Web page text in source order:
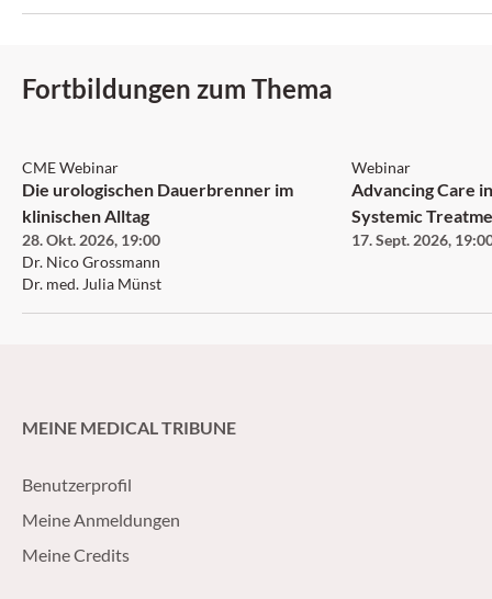
Fortbildungen zum Thema
CME Webinar
Die urologischen Dauerbrenner im
klinischen Alltag
28. Okt. 2026, 19:00
Dr. Nico Grossmann
Dr. med. Julia Münst
Webinar
Advancing Care
Systemic
17. Sept. 2026,
MEINE MEDICAL TRIBUNE
Benutzerprofil
Meine Anmeldungen
Meine Credits